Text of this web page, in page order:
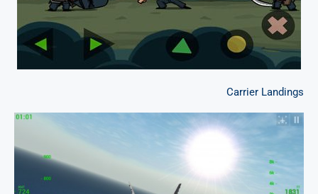
Carrier Landings